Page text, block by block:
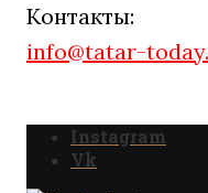
Контакты:
info@tatar-
Instagram
Vk